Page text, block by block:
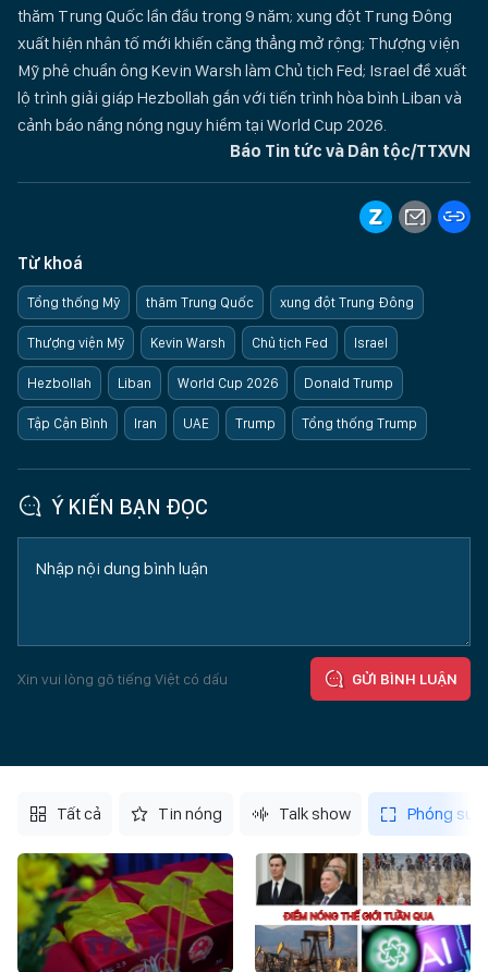
thăm Trung Quốc lần đầu trong 9 năm; xung đột Trung Đông
xuất hiện nhân tố mới khiến căng thẳng mở rộng; Thượng viện
Mỹ phê chuẩn ông Kevin Warsh làm Chủ tịch Fed; Israel đề xuất
lộ trình giải giáp Hezbollah gắn với tiến trình hòa bình Liban và
cảnh báo nắng nóng nguy hiểm tại World Cup 2026.
Báo Tin tức và Dân tộc/TTXVN
Từ khoá
Tổng thống Mỹ thăm Trung Quốc xung đột Trung Đông
Thượng viện Mỹ Kevin Warsh Chủ tịch Fed Israel
Hezbollah Liban World Cup 2026 Donald Trump
Tập Cận Bình Iran UAE Trump Tổng thống Trump
Ý KIẾN BẠN ĐỌC
Xin vui lòng gõ tiếng Việt có dấu GỬI BÌNH LUẬN
Tất cả Tin nóng Talk show Phóng sự